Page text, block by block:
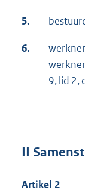
5.
6.
9, lid 2,
II
Artikel 2